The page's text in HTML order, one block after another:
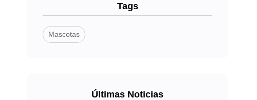
Tags
Mascotas
Últimas Noticias